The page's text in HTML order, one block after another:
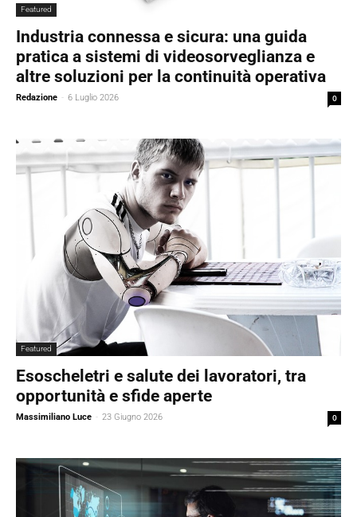
Featured
Industria connessa e sicura: una guida
pratica a sistemi di videosorveglianza e
altre soluzioni per la continuità operativa
Redazione - 6 Luglio 2026 0
Featured
Esoscheletri e salute dei lavoratori, tra
opportunità e sfide aperte
Massimiliano Luce - 23 Giugno 2026 0